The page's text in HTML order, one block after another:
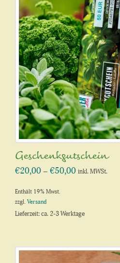
Geschenkgutschein
€20,00 –€50,00Preisspanne:
inkl. MWSt.
Enthält 19% Mwst.
zzgl.Versand
Lieferzeit: ca. 2-3 Werktage
Produkt